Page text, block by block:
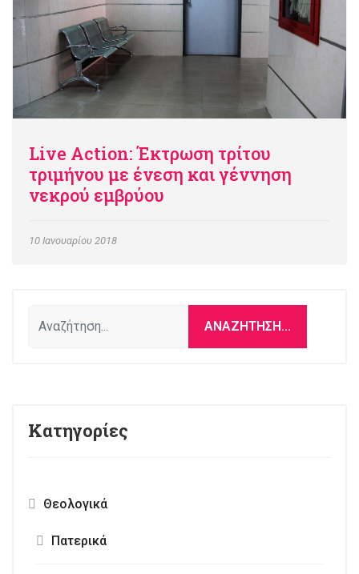
Live Action: Έκτρωση τρίτου
τριμήνου με ένεση και γέννηση
νεκρού εμβρύου
10 Ιανουαρίου 2018
ΑΝΑΖΉΤΗΣΗ...
Κατηγορίες
Θεολογικά
Πατερικά